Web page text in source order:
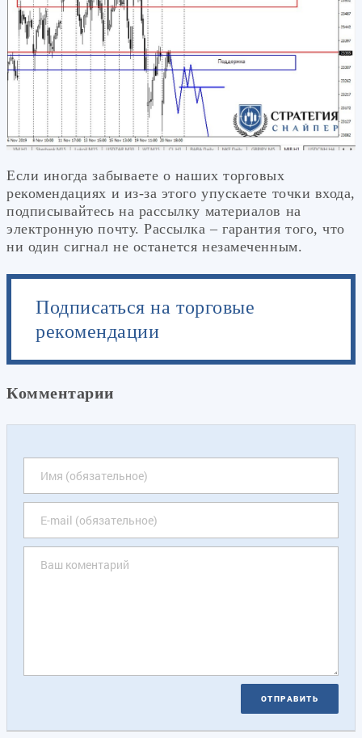
Если иногда забываете о наших торговых
рекомендациях и из-за этого упускаете точки входа,
подписывайтесь на рассылку материалов на
электронную почту. Рассылка – гарантия того, что
ни один сигнал не останется незамеченным.
Подписаться на торговые
рекомендации
Комментарии
ОТПРАВИТЬ